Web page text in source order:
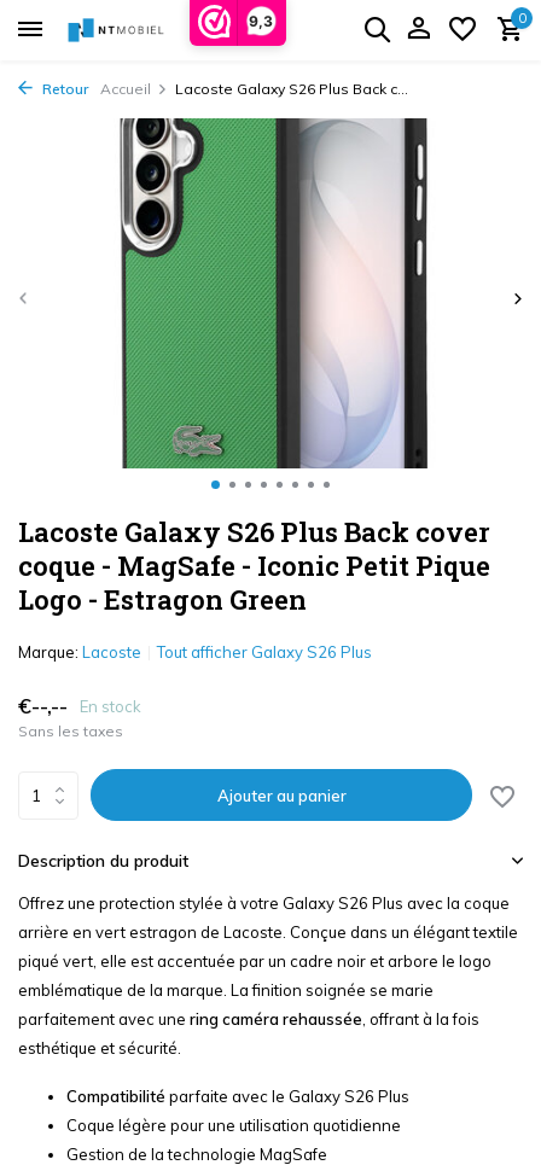
9,3 0
Retour Accueil Lacoste Galaxy S26 Plus Back c...
Lacoste Galaxy S26 Plus Back cover
coque - MagSafe - Iconic Petit Pique
Logo - Estragon Green
Marque: Lacoste Tout afficher Galaxy S26 Plus
€--,-- En stock
Sans les taxes
Ajouter au panier
Description du produit
Offrez une protection stylée à votre Galaxy S26 Plus avec la coque
arrière en vert estragon de Lacoste. Conçue dans un élégant textile
piqué vert, elle est accentuée par un cadre noir et arbore le logo
emblématique de la marque. La finition soignée se marie
parfaitement avec une ring caméra rehaussée , offrant à la fois
esthétique et sécurité.
Compatibilité parfaite avec le Galaxy S26 Plus
Coque légère pour une utilisation quotidienne
Gestion de la technologie MagSafe